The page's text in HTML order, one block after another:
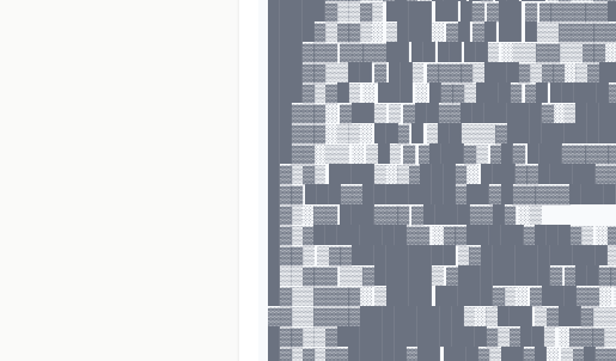
█████▓▒▒▓▒ ████ ██ █▓ ▓██ ▓
████▓▒▓▓▒░ ▒███░ ▓█ ▓█ ██
███▓▓▓ ▓▓▓▓██ ██ ██ ██▒
███▓▓▒▒██ ▓ ██▒
███▓▒▓█▒ ░ ███ ░ █▓▓▒███▓ ▓█
██▓▓▓░ ▓██▒ ▒
██▓▓▓░▒▒░ ██▓ █
██▓▓░▒▒ ░ ▒█▒ ▓ ▓███▓▒ ▓█▓
█▓▒▓▒ ████▒░▒▓███▓░
█▓▓ ███▓▓████████▓██▓█▓▓▓▓▓████
█▓▒░▓▓ ███▓▓▓ ▓████▓▓█▓ ░▒
█▓▒▓████████▓▓ ░▓▓█████▓███▓▒
█▓▓▒ ▒▓▓█████████
█▒▒▓▓▓ ▒▒▓█████▒ ▓████████▓
█▓▒▒▓▓▓▓░ ▒████ █████▓▒░ ▓███▓▓░
▓▓▒▒▓▓▓▓█████████▒░▒███
█▓▓▒▒▓█████████████▓▒▓██▒
█▓▒▓▒▓▓█████▓██ ███▓▒██▓█░